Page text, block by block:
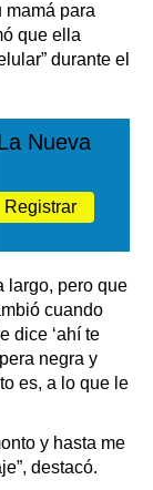
mamá para
que ella
durante el
Nueva
Registrar
largo, pero que
cuando
dice ‘ahí te
negra y
es, a lo que le
y hasta me
destacó.